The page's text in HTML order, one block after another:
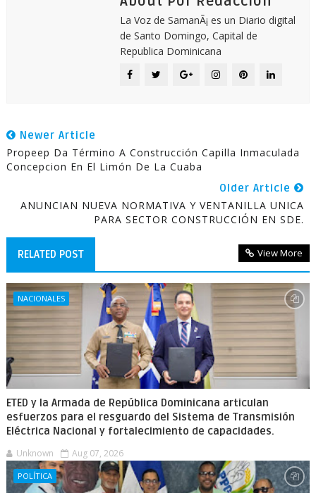
La Voz de SamanÃ¡ es un Diario digital
de Santo Domingo, Capital de
Republica Dominicana
Newer Article
Propeep Da Término A Construcción Capilla Inmaculada
Concepcion En El Limón De La Cuaba
Older Article
ANUNCIAN NUEVA NORMATIVA Y VENTANILLA UNICA
PARA SECTOR CONSTRUCCIÓN EN SDE.
RELATED POST View More
NACIONALES
ETED y la Armada de República Dominicana articulan
esfuerzos para el resguardo del Sistema de Transmisión
Eléctrica Nacional y fortalecimiento de capacidades.
Unknown Aug 07, 2026
POLÍTICA